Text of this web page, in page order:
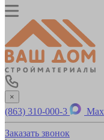
×
(863) 310-000-3 Max
Заказать звонок